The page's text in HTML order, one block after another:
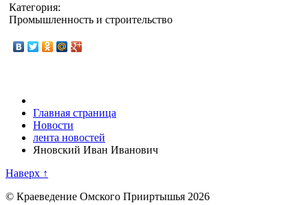
Категория:
Промышленность и строительство
Главная страница
Новости
лента новостей
Яновский Иван Иванович
Наверх ↑
© Краеведение Омского Прииртышья 2026